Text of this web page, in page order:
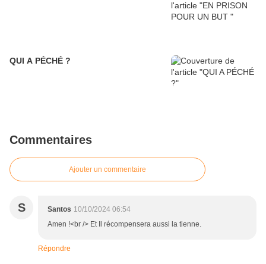
QUI A PÉCHÉ ?
Commentaires
Ajouter un commentaire
S Santos 10/10/2024 06:54
Amen !<br /> Et Il récompensera aussi la tienne.
Répondre